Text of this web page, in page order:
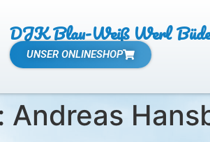
DJK Blau-Weiß Werl
UNSER ONLINESHOP
Andreas